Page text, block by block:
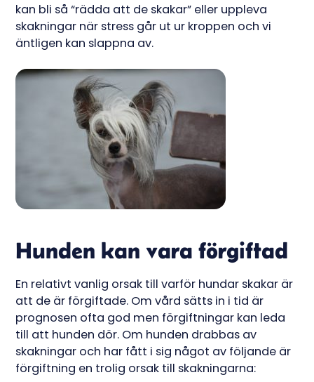
kan bli så “rädda att de skakar” eller uppleva
skakningar när stress går ut ur kroppen och vi
äntligen kan slappna av.
Hunden kan vara förgiftad
En relativt vanlig orsak till varför hundar skakar är
att de är förgiftade. Om vård sätts in i tid är
prognosen ofta god men förgiftningar kan leda
till att hunden dör. Om hunden drabbas av
skakningar och har fått i sig något av följande är
förgiftning en trolig orsak till skakningarna: